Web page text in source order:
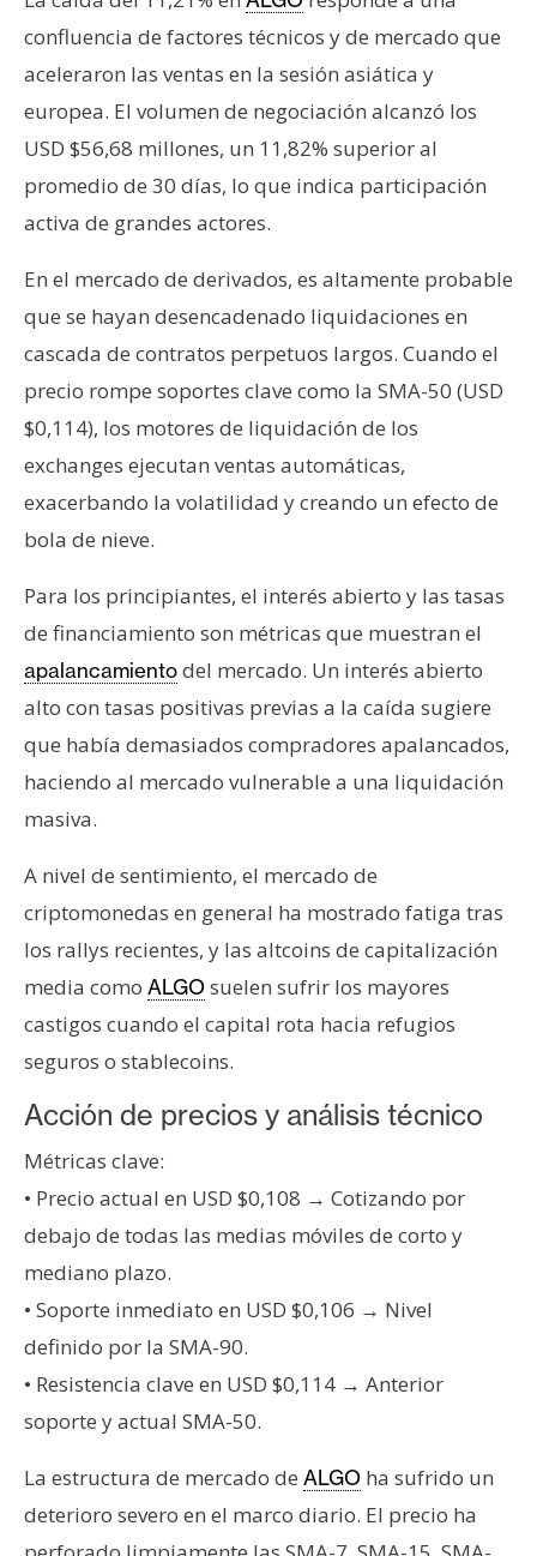
c
t
o
y
P
b
i
c
i
d
a
d
confluencia de factores técnicos y de mercado que
aceleraron las ventas en la sesión asiática y
europea. El volumen de negociación alcanzó los
USD $56,68 millones, un 11,82% superior al
promedio de 30 días, lo que indica participación
activa de grandes actores.
En el mercado de derivados, es altamente probable
que se hayan desencadenado liquidaciones en
cascada de contratos perpetuos largos. Cuando el
precio rompe soportes clave como la SMA-50 (USD
$0,114), los motores de liquidación de los
exchanges ejecutan ventas automáticas,
exacerbando la volatilidad y creando un efecto de
bola de nieve.
Para los principiantes, el interés abierto y las tasas
de financiamiento son métricas que muestran el
apalancamientodel mercado. Un interés abierto
alto con tasas positivas previas a la caída sugiere
que había demasiados compradores apalancados,
haciendo al mercado vulnerable a una liquidación
masiva.
A nivel de sentimiento, el mercado de
criptomonedas en general ha mostrado fatiga tras
los rallys recientes, y las altcoins de capitalización
media como ALGOsuelen sufrir los mayores
castigos cuando el capital rota hacia refugios
seguros o stablecoins.
Acción de precios y análisis técnico
Métricas clave:
• Precio actual en USD $0,108 → Cotizando por
debajo de todas las medias móviles de corto y
mediano plazo.
• Soporte inmediato en USD $0,106 → Nivel
definido por la SMA-90.
• Resistencia clave en USD $0,114 → Anterior
soporte y actual SMA-50.
La estructura de mercado de ALGO ha sufrido un
deterioro severo en el marco diario. El precio ha